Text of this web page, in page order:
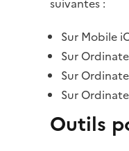
Sur Mobile
Sur
Sur
Sur
Outils